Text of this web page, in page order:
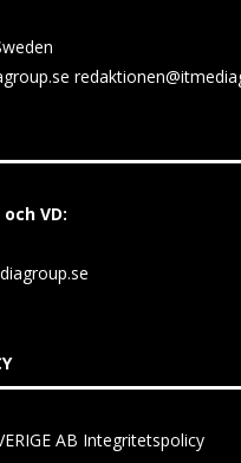
VD:
AB Integritetspolicy